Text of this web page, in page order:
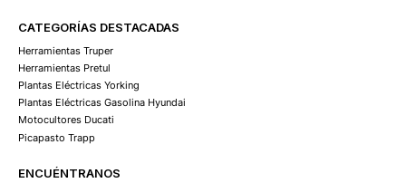
CATEGORÍAS DESTACADAS
Herramientas Truper
Herramientas Pretul
Plantas Eléctricas Yorking
Plantas Eléctricas Gasolina Hyundai
Motocultores Ducati
Picapasto Trapp
ENCUÉNTRANOS